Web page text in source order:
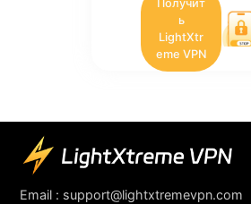
Получит
ь
LightXtr
eme VPN
Email : support@lightxtremevpn.com